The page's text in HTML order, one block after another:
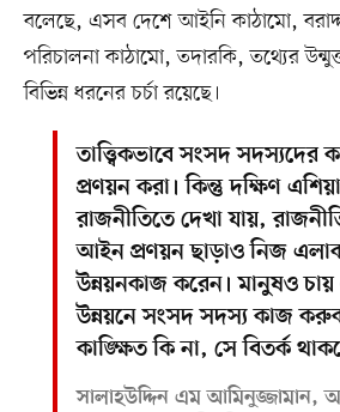
বলেছে, এসব দেশে আইনি কাঠামো, বরাদ্দ,
পরিচালনা কাঠামো, তদারকি, তথ্যের
বিভিন্ন ধরনের চর্চা রয়েছে।
তাত্ত্বিকভাবে সংসদ
প্রণয়ন করা। কিন্তু দক্ষিণ
রাজনীতিতে দেখা যায়,
আইন প্রণয়ন ছাড়াও নিজ
উন্নয়নকাজ করেন। মানুষও
উন্নয়নে সংসদ সদস্য কাজ
কাঙ্ক্ষিত কি না, সে বিতর্ক
সালাহউদ্দিন এম আমিনুজ্জামান,